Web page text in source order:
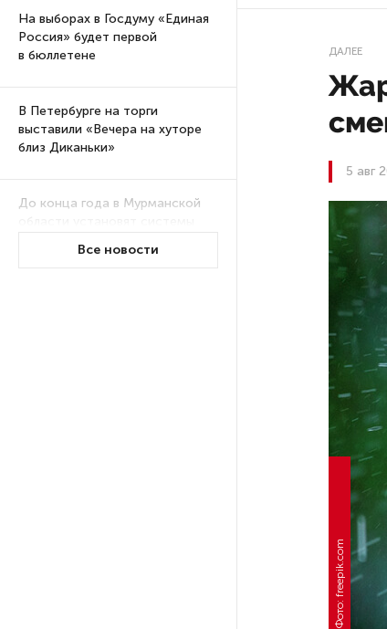
На выборах в Госдуму «Единая
Россия» будет первой
в бюллетене
В Петербурге на торги
выставили «Вечера на хуторе
близ Диканьки»
До конца года в Мурманской
на энергосетях
Все новости
ДАЛЕЕ
5 авг
Фото: freepik.com